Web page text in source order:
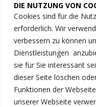
DIE NUTZUNG VON
Cookies sind für die
erforderlich. Wir
verbessern zu können
Dienstleistungen
sie für Sie interessant
dieser Seite löschen
Funktionen der
unserer Webseite
der Marktgemeinde Molln
Feuerwehrstrasse 1
4591 Molln
Tel.: 07584/2222